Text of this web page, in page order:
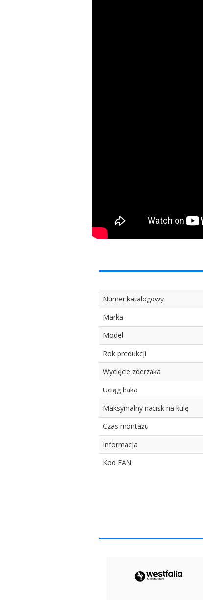
Numer katalogowy
Marka
Model
Rok produkcji
Wycięcie zderzaka
Uciąg haka
Maksymalny nacisk na kulę
Czas montażu
Informacja
Kod EAN